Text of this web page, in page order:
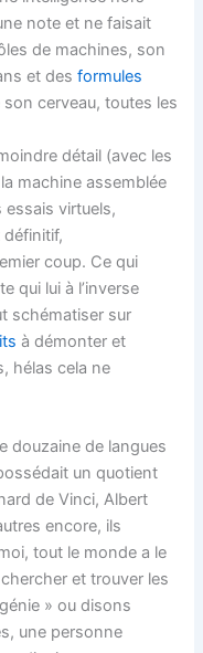
note et ne faisait
de machines, son
et desformules
son cerveau, toutes les
détail (avec les
machine assemblée
essais virtuels,
définitif,
coup. Ce qui
qui lui à l’inverse
schématiser sur
à démonter et
hélas cela ne
douzaine de langues
un quotient
de Vinci, Albert
encore, ils
tout le monde a le
et trouver les
» ou disons
une personne